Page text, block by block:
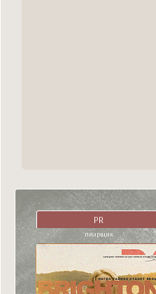
PR
пиарщик